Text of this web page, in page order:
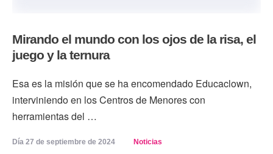
Mirando el mundo con los ojos de la risa, el
juego y la ternura
Esa es la misión que se ha encomendado Educaclown,
interviniendo en los Centros de Menores con
herramientas del …
Día 27 de septiembre de 2024 Noticias